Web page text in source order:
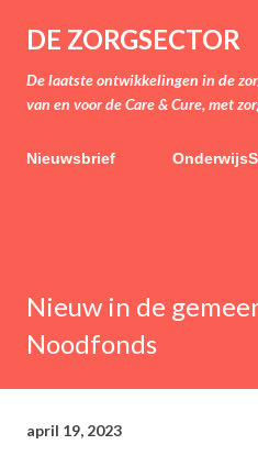
Doorgaan naar
DE ZORGSECTOR
De laatste ontwikkelingen in de
van en voor de Care & Cure, met
Nieuwsbrief
Nieuw in de
Noodfonds
april 19, 2023